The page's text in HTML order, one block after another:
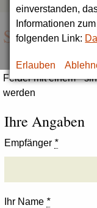
einverstanden,
Informationen
folgenden Link:
Erlauben
Seite
Felder mit einem *
werden
Ihre Angaben
Empfänger *
Ihr Name *